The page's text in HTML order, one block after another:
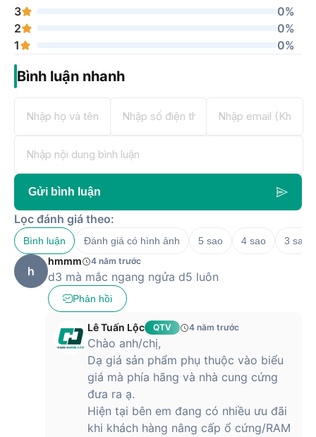
3
0%
2
0%
1
0%
Bình luận nhanh
Gửi bình luận
Lọc đánh giá theo:
Bình luận Đánh giá có hình ảnh 5 sao 4 sao 3 sao
h
hmmm 4 năm trước
d3 mà mắc ngang ngửa d5 luôn
Phản hồi
Lê Tuấn Lộc QTV 4 năm trước
Chào anh/chị,
Dạ giá sản phẩm phụ thuộc vào biểu
giá mà phía hãng và nhà cung cứng
đưa ra ạ.
Hiện tại bên em đang có nhiều ưu đãi
khi khách hàng nâng cấp ổ cứng/RAM